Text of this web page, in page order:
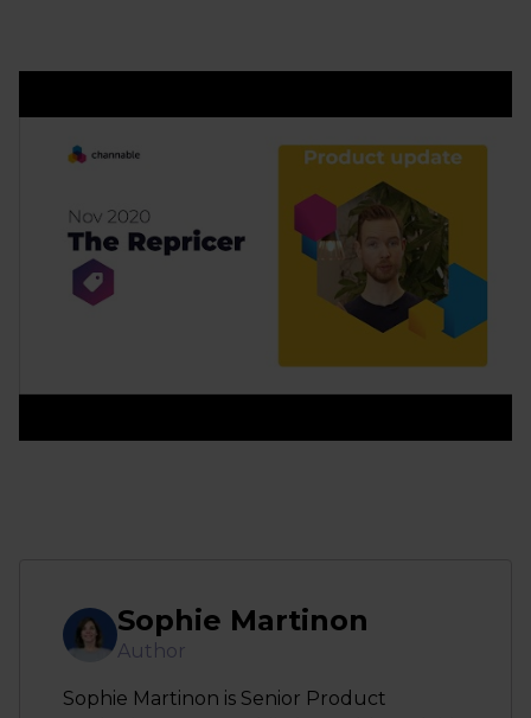
Sophie Martinon
Author
Sophie Martinon is Senior Product